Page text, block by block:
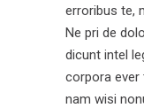
erroribus te,
Ne pri de
dicunt intel
corpora ever
nam wisi